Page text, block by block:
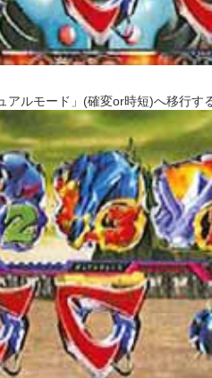
ルモード」(確変or時短)へ移行する